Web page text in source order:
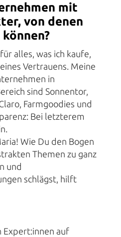
mit
von denen
alles, was ich kaufe,
Vertrauens. Meine
in
sind Sonnentor,
Farmgoodies und
Bei letzterem
Wie Du den Bogen
Themen zu ganz
und
schlägst, hilft
Expert:innen auf